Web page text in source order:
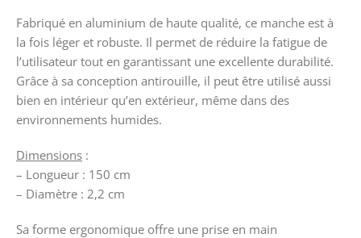
Fabriqué en aluminium de haute qualité, ce manche est à
la fois léger et robuste. Il permet de réduire la fatigue de
l’utilisateur tout en garantissant une excellente durabilité.
Grâce à sa conception antirouille, il peut être utilisé aussi
bien en intérieur qu’en extérieur, même dans des
environnements humides.
Dimensions :
– Longueur : 150 cm
– Diamètre : 2,2 cm
Sa forme ergonomique offre une prise en main